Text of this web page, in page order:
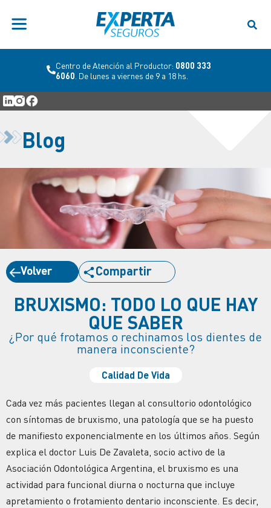
Centro de Atención al Productor: 0800 333
6060 . De lunes a viernes de 9 a 18 hs.
Blog
Volver Compartir
BRUXISMO: TODO LO QUE HAY
QUE SABER
¿Por qué frotamos o rechinamos los dientes de
manera inconsciente?
Calidad De Vida
Cada vez más pacientes llegan al consultorio odontológico
con síntomas de bruxismo, una patología que se ha puesto
de manifiesto exponencialmente en los últimos años. Según
explica el doctor Luis De Zavaleta, socio activo de la
Asociación Odontológica Argentina, el bruxismo es una
actividad para funcional diurna o nocturna que incluye
apretamiento o frotamiento dentario inconsciente. Es decir,